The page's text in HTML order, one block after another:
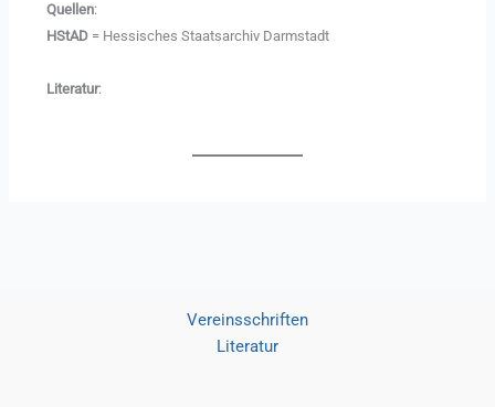
Quellen:
HStAD = Hessisches Staatsarchiv Darmstadt
Literatur:
Vereinsschriften
Literatur